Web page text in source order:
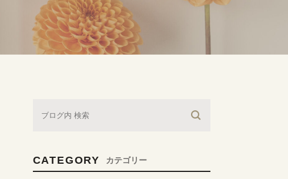
サプリメント・その他
CATEGORY カテゴリー